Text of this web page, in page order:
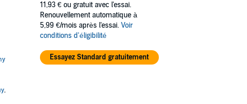
,
11,93 € ou gratuit avec l'essai.
Renouvellement automatique à
5,99 €/mois après l'essai. Voir
conditions d'éligibilité
Essayez Standard gratuitement